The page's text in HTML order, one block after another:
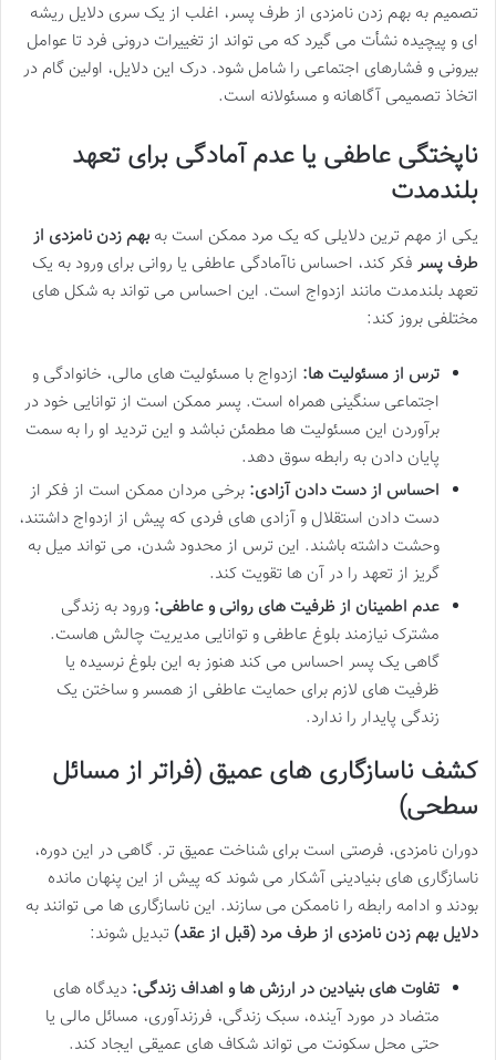
تصمیم به بهم زدن نامزدی از طرف پسر، اغلب از یک سری دلایل ریشه
ای و پیچیده نشأت می گیرد که می تواند از تغییرات درونی فرد تا عوامل
بیرونی و فشارهای اجتماعی را شامل شود. درک این دلایل، اولین گام در
اتخاذ تصمیمی آگاهانه و مسئولانه است.
ناپختگی عاطفی یا عدم آمادگی برای تعهد
بلندمدت
یکی از مهم ترین دلایلی که یک مرد ممکن است به بهم زدن نامزدی از
طرف پسر فکر کند، احساس ناآمادگی عاطفی یا روانی برای ورود به یک
تعهد بلندمدت مانند ازدواج است. این احساس می تواند به شکل های
مختلفی بروز کند:
ترس از مسئولیت ها: ازدواج با مسئولیت های مالی، خانوادگی و
اجتماعی سنگینی همراه است. پسر ممکن است از توانایی خود در
برآوردن این مسئولیت ها مطمئن نباشد و این تردید او را به سمت
پایان دادن به رابطه سوق دهد.
احساس از دست دادن آزادی: برخی مردان ممکن است از فکر از
دست دادن استقلال و آزادی های فردی که پیش از ازدواج داشتند،
وحشت داشته باشند. این ترس از محدود شدن، می تواند میل به
گریز از تعهد را در آن ها تقویت کند.
عدم اطمینان از ظرفیت های روانی و عاطفی: ورود به زندگی
مشترک نیازمند بلوغ عاطفی و توانایی مدیریت چالش هاست.
گاهی یک پسر احساس می کند هنوز به این بلوغ نرسیده یا
ظرفیت های لازم برای حمایت عاطفی از همسر و ساختن یک
زندگی پایدار را ندارد.
کشف ناسازگاری های عمیق (فراتر از مسائل
سطحی)
دوران نامزدی، فرصتی است برای شناخت عمیق تر. گاهی در این دوره،
ناسازگاری های بنیادینی آشکار می شوند که پیش از این پنهان مانده
بودند و ادامه رابطه را ناممکن می سازند. این ناسازگاری ها می توانند به
دلایل بهم زدن نامزدی از طرف مرد (قبل از عقد) تبدیل شوند:
تفاوت های بنیادین در ارزش ها و اهداف زندگی: دیدگاه های
متضاد در مورد آینده، سبک زندگی، فرزندآوری، مسائل مالی یا
حتی محل سکونت می تواند شکاف های عمیقی ایجاد کند.